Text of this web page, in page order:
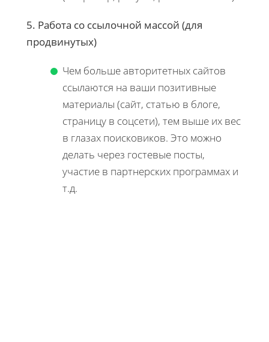
5. Работа со ссылочной массой (для
продвинутых)
Чем больше авторитетных сайтов
ссылаются на ваши позитивные
материалы (сайт, статью в блоге,
страницу в соцсети), тем выше их вес
в глазах поисковиков. Это можно
делать через гостевые посты,
участие в партнерских программах и
т.д.